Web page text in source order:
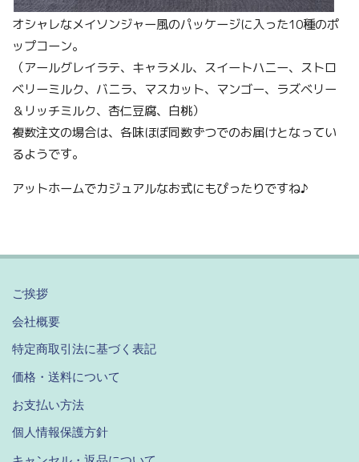
オシャレなメイソンジャー風のパッケージに入った10種のポ
ップコーン。
（アールグレイラテ、キャラメル、スイートハニー、ストロ
ベリーミルク、バニラ、マスカット、マンゴー、ラズベリー
＆リッチミルク、杏仁豆腐、白桃）
複数注文の場合は、各味ほぼ同数ずつでのお届けとなってい
るようです。
アットホームでカジュアルなお式にもぴったりですね♪
ご挨拶
会社概要
特定商取引法に基づく表記
価格・送料について
お支払い方法
個人情報保護方針